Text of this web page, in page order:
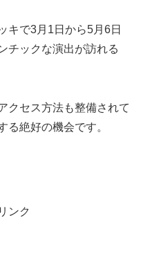
キで3月1日から5月6日
チックな演出が訪れる
クセス方法も整備されて
る絶好の機会です。
ンク